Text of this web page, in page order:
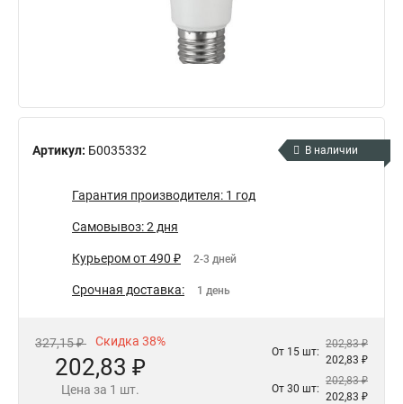
Артикул: Б0035332 В наличии
Гарантия производителя: 1 год
Самовывоз: 2 дня
Курьером от 490 ₽ 2-3 дней
Срочная доставка: 1 день
327,15 ₽ Скидка 38%
202,83 ₽
Цена за 1 шт.
От 15 шт:
202,83 ₽
202,83 ₽
От 30 шт:
202,83 ₽
202,83 ₽